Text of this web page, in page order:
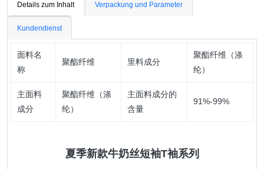
Details zum Inhalt Verpackung und Parameter
Kundendienst
面料名
称
聚酯纤维 里料成分
聚酯纤维（涤
纶）
主面料
成分
聚酯纤维（涤
纶）
主面料成分的
含量
91%-99%
夏季新款牛奶丝短袖T袖系列